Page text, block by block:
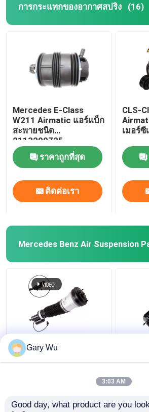
การกระแทกของอากาศสปริง (16)
Mercedes E-Class
W211 Airmatic แอร์แบ็ก
สะพายชนิด
2113200725
ราคาถูกที่สุด
ติดต่อเรา
CLS-
เมอร์ซี
Mercedes Benz Air Suspension
2203202138 Mercedes
Benz อะไหล่การแขวน
4MATIC W220 เครื่องลด
แรงกร
Gary Wu
3:03 AM
Good day, what product are you